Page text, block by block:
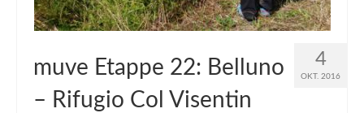
4
OKT. 2016
muve Etappe 22: Belluno
– Rifugio Col Visentin